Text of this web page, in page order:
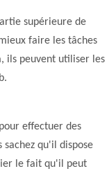
supérieure de
faire les tâches
ils peuvent utiliser les
effectuer des
qu'il dispose
le fait qu'il peut